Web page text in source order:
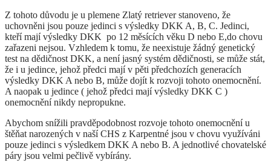
Z tohoto důvodu je u plemene Zlatý retriever stanoveno, že
uchovněni jsou pouze jedinci s výsledky DKK A, B, C. Jedinci,
kteří mají výsledky DKK po 12 měsících věku D nebo E,do chovu
zařazeni nejsou. Vzhledem k tomu, že neexistuje žádný genetický
test na dědičnost DKK, a není jasný systém dědičnosti, se může stát,
že i u jedince, jehož předci mají v pěti předchozích generacích
výsledky DKK A nebo B, může dojít k rozvoji tohoto onemocnění.
A naopak u jedince ( jehož předci mají výsledky DKK C )
onemocnění nikdy nepropukne.
Abychom snížili pravděpodobnost rozvoje tohoto onemocnění u
štěňat narozených v naší CHS z Karpentné jsou v chovu využíváni
pouze jedinci s výsledkem DKK A nebo B. A jednotlivé chovatelské
páry jsou velmi pečlivě vybírány.